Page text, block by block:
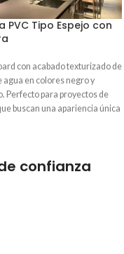
PVC Tipo Espejo con
con acabado texturizado de
agua en colores negro y
Perfecto para proyectos de
buscan una apariencia única
confianza